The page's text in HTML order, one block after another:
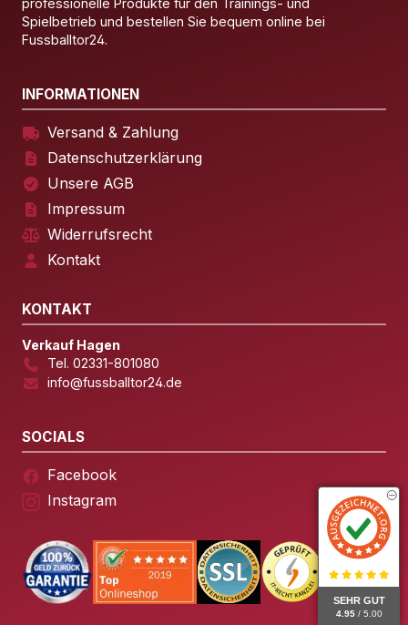
professionelle Produkte für den Trainings- und
Spielbetrieb und bestellen Sie bequem online bei
Fussballtor24.
INFORMATIONEN
Versand & Zahlung
Datenschutzerklärung
Unsere AGB
Impressum
Widerrufsrecht
Kontakt
KONTAKT
Verkauf Hagen
Tel. 02331-801080
info@fussballtor24.de
SOCIALS
Facebook
Instagram
SEHR GUT
4.95 / 5.00